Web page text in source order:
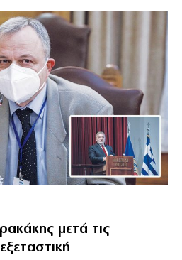
μετά τις